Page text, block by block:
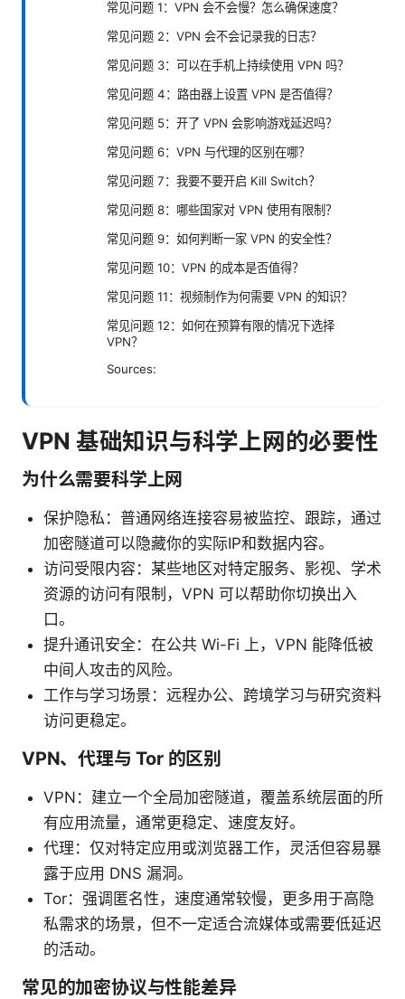
常见问题 1：VPN 会不会慢？怎么确保速度？
常见问题 2：VPN 会不会记录我的日志？
常见问题 3：可以在手机上持续使用 VPN 吗？
常见问题 4：路由器上设置 VPN 是否值得？
常见问题 5：开了 VPN 会影响游戏延迟吗？
常见问题 6：VPN 与代理的区别在哪？
常见问题 7：我要不要开启 Kill Switch？
常见问题 8：哪些国家对 VPN 使用有限制？
常见问题 9：如何判断一家 VPN 的安全性？
常见问题 10：VPN 的成本是否值得？
常见问题 11：视频制作为何需要 VPN 的知识？
常见问题 12：如何在预算有限的情况下选择
VPN？
Sources:
VPN 基础知识与科学上网的必要性
为什么需要科学上网
保护隐私：普通网络连接容易被监控、跟踪，通过
加密隧道可以隐藏你的实际IP和数据内容。
访问受限内容：某些地区对特定服务、影视、学术
资源的访问有限制，VPN 可以帮助你切换出入
口。
提升通讯安全：在公共 Wi-Fi 上，VPN 能降低被
中间人攻击的风险。
工作与学习场景：远程办公、跨境学习与研究资料
访问更稳定。
VPN、代理与 Tor 的区别
VPN：建立一个全局加密隧道，覆盖系统层面的所
有应用流量，通常更稳定、速度友好。
代理：仅对特定应用或浏览器工作，灵活但容易暴
露于应用 DNS 漏洞。
Tor：强调匿名性，速度通常较慢，更多用于高隐
私需求的场景，但不一定适合流媒体或需要低延迟
的活动。
常见的加密协议与性能差异